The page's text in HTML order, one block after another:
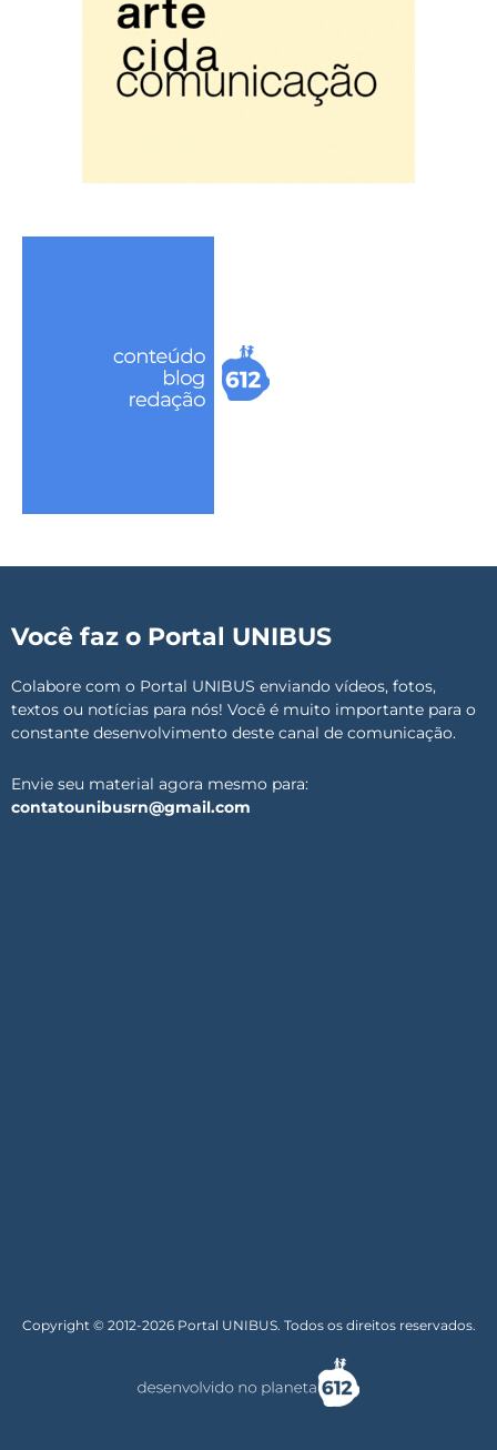
Você faz o Portal UNIBUS
Colabore com o Portal UNIBUS enviando vídeos, fotos,
textos ou notícias para nós! Você é muito importante para o
constante desenvolvimento deste canal de comunicação.
Envie seu material agora mesmo para:
contatounibusrn@gmail.com
Copyright © 2012-2026 Portal UNIBUS. Todos os direitos reservados.